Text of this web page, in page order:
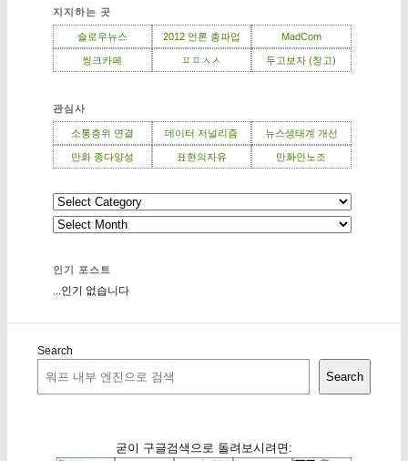
지지하는 곳
슬로우뉴스 2012 언론 총파업 MadCom
씽크카페 ㅍㅍㅅㅅ 두고보자 (창고)
관심사
소통층위 연결 데이터 저널리즘 뉴스생태계 개선
만화 종다양성 표현의자유 만화인노조
인기 포스트
...인기 없습니다
Search
Search
굳이 구글검색으로 돌려보시려면: